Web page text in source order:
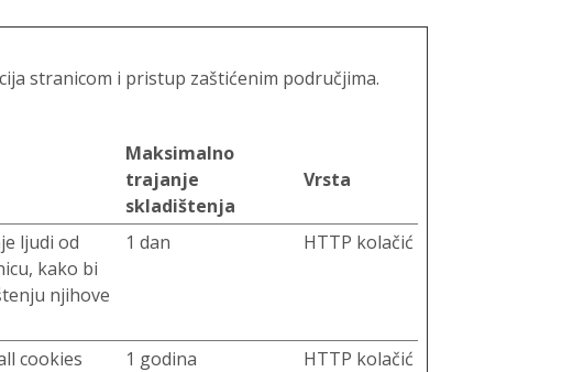
stranicom i pristup zaštićenim područjima.
Maksimalno
trajanje
skladištenja
Vrsta
ljudi od
kako bi
njihove
1 dan HTTP kolačić
cookies
1 godina HTTP kolačić